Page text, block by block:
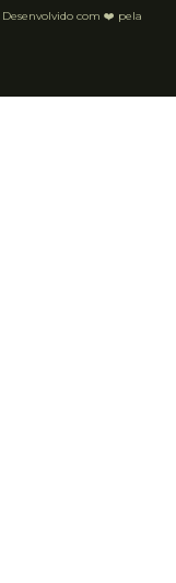
Desenvolvido com ❤️ pela